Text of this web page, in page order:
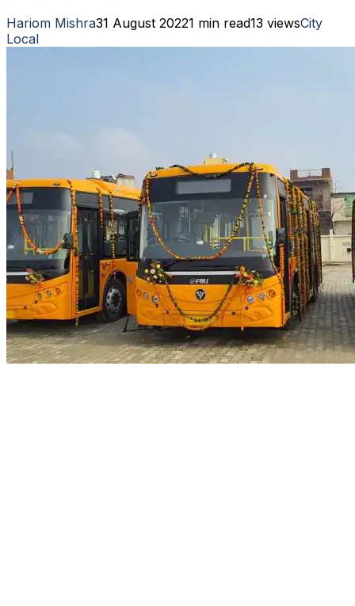
Hariom Mishra31 August 20221 min read13 viewsCity
Local